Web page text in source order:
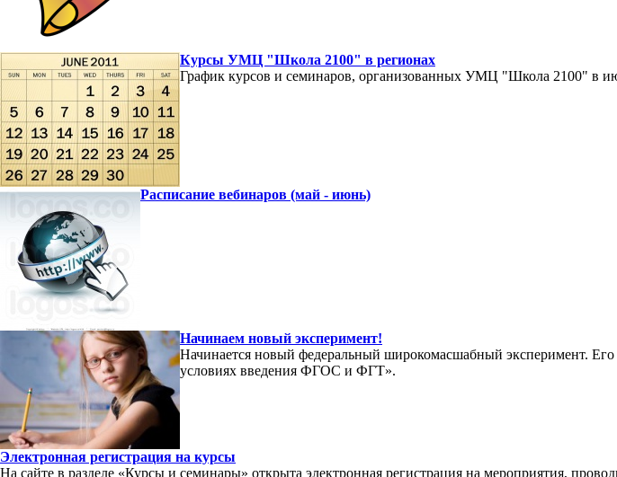
Курсы УМЦ "Школа 2100" в регионах
График курсов и семинаров, организованных УМЦ "Школа 2100" в
Расписание вебинаров (май - июнь)
Начинаем новый эксперимент!
Начинается новый федеральный широкомасшабный эксперимент.
условиях введения ФГОС и ФГТ».
Электронная регистрация на курсы
На сайте в разделе «Курсы и семинары» открыта электронная регистрация на мероприятия,